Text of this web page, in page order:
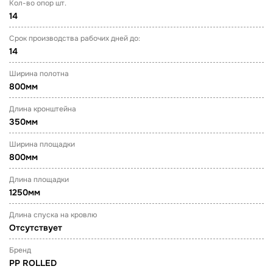
Кол-во опор шт.
14
Срок производства рабочих дней до:
14
Ширина полотна
800мм
Длина кронштейна
350мм
Ширина площадки
800мм
Длина площадки
1250мм
Длина спуска на кровлю
Отсутствует
Бренд
PP ROLLED